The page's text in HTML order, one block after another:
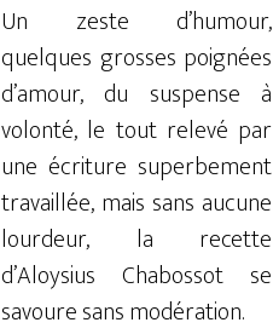
Un zeste d’humour,
quelques grosses poignées
d’amour, du suspense à
volonté, le tout relevé par
une écriture superbement
travaillée, mais sans aucune
lourdeur, la recette
d’Aloysius Chabossot se
savoure sans modération.